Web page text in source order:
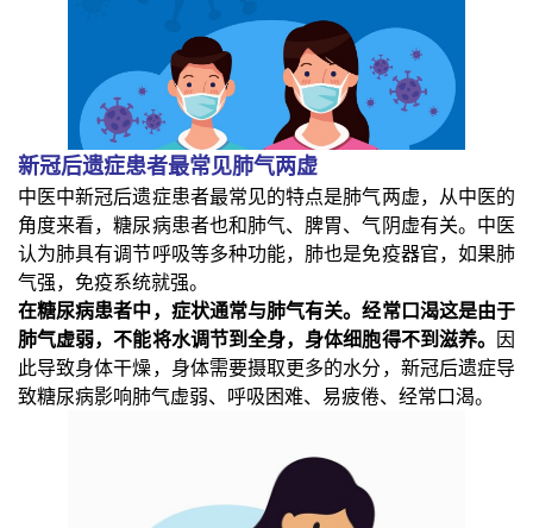
新冠后遗症患者最常见肺气两虚
中医中新冠后遗症患者最常见的特点是肺气两虚，从中医的
角度来看，糖尿病患者也和肺气、脾胃、气阴虚有关。中医
认为肺具有调节呼吸等多种功能，肺也是免疫器官，如果肺
气强，免疫系统就强。
在糖尿病患者中，症状通常与肺气有关。经常口渴这是由于
肺气虚弱，不能将水调节到全身，身体细胞得不到滋养。 因
此导致身体干燥，身体需要摄取更多的水分，新冠后遗症导
致糖尿病影响肺气虚弱、呼吸困难、易疲倦、经常口渴。